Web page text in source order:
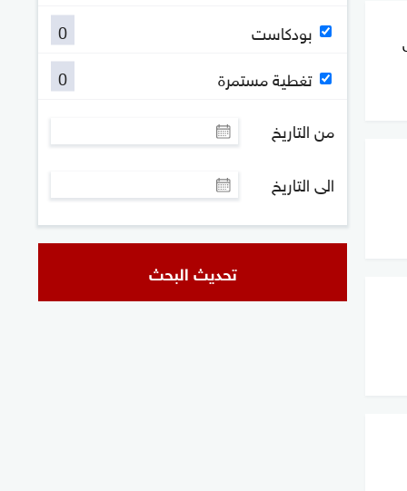
بودكاست
0
تغطية مستمرة
0
من التاريخ
الى التاريخ
تحديث البحث